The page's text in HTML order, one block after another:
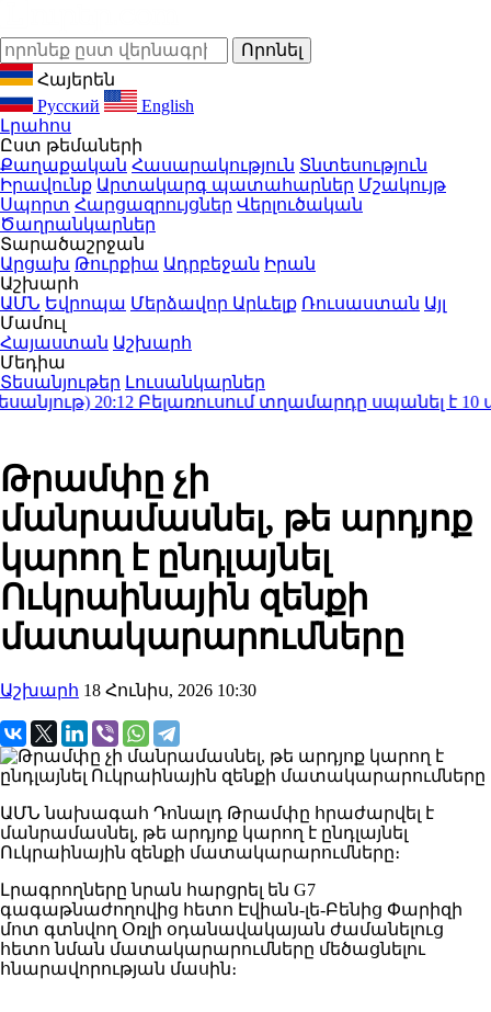
Հայերեն
Русский
English
Լրահոս
Ըստ թեմաների
Քաղաքական Հասարակություն Տնտեսություն
Իրավունք Արտակարգ պատահարներ Մշակույթ
Սպորտ Հարցազրույցներ Վերլուծական
Ծաղրանկարներ
Տարածաշրջան
Արցախ Թուրքիա Ադրբեջան Իրան
Աշխարհ
ԱՄՆ Եվրոպա Մերձավոր Արևելք Ռուսաստան Այլ
Մամուլ
Հայաստան Աշխարհ
Մեդիա
Տեսանյութեր Լուսանկարներ
20:12Բելառուսում տղամարդը սպանել է 10
Թրամփը չի
մանրամասնել, թե արդյոք
կարող է ընդլայնել
Ուկրաինային զենքի
մատակարարումները
Աշխարհ 18 Հունիս, 2026 10:30
ԱՄՆ նախագահ Դոնալդ Թրամփը հրաժարվել է
մանրամասնել, թե արդյոք կարող է ընդլայնել
Ուկրաինային զենքի մատակարարումները։
Լրագրողները նրան հարցրել են G7
գագաթնաժողովից հետո Էվիան-լե-Բենից Փարիզի
մոտ գտնվող Օռլի օդանավակայան ժամանելուց
հետո նման մատակարարումները մեծացնելու
հնարավորության մասին։